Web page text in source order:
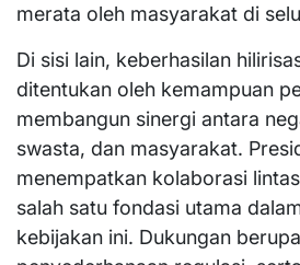
merata oleh masyarakat di
Di sisi lain, keberhasilan
ditentukan oleh kemampuan
membangun sinergi antara
swasta, dan masyarakat.
menempatkan kolaborasi
salah satu fondasi utama
kebijakan ini. Dukungan